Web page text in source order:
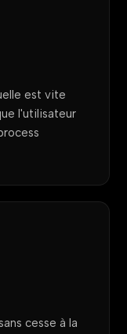
est vite
l'utilisateur
cesse à la